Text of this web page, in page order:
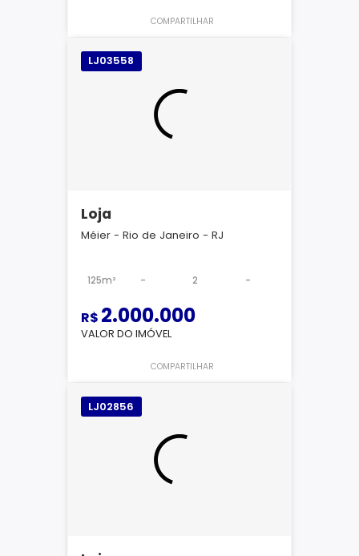
COMPARTILHAR
LJ03558
Loja
Méier - Rio de Janeiro - RJ
125m² - 2 -
R$ 2.000.000
VALOR DO IMÓVEL
COMPARTILHAR
LJ02856